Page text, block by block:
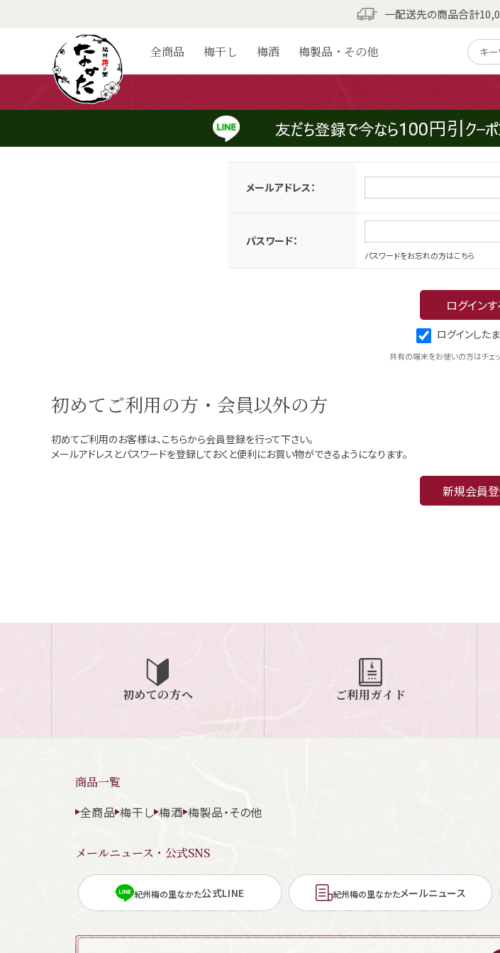
一配送先の商品合計
全商品 梅干し 梅酒 梅製品・その他
ログイン
会員のお客様
メールアドレスとパスワードを入力してログインしてください。
メールアドレス：
パスワード：
パスワードをお忘れの方はこちら
ログインした
共有の端末をお使いの方はチェ
初めてご利用の方・会員以外の方
初めてご利用のお客様は、こちらから会員登録を行って下さい。
メールアドレスとパスワードを登録しておくと便利にお買い物ができるようになります。
初めての方へ ご利用ガイド
商品一覧
全商品 梅干し 梅酒 梅製品・その他
メールニュース・公式SNS
紀州梅の里なかた公式LINE 紀州梅の里なかたメールニュース